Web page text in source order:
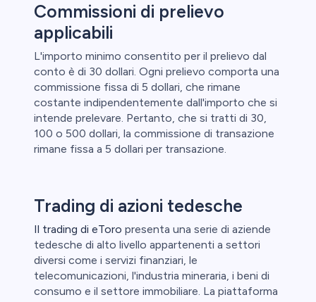
Commissioni di prelievo
applicabili
L'importo minimo consentito per il prelievo dal
conto è di 30 dollari. Ogni prelievo comporta una
commissione fissa di 5 dollari, che rimane
costante indipendentemente dall'importo che si
intende prelevare. Pertanto, che si tratti di 30,
100 o 500 dollari, la commissione di transazione
rimane fissa a 5 dollari per transazione.
Trading di azioni tedesche
Il trading di eToro presenta una serie di aziende
tedesche di alto livello appartenenti a settori
diversi come i servizi finanziari, le
telecomunicazioni, l'industria mineraria, i beni di
consumo e il settore immobiliare. La piattaforma